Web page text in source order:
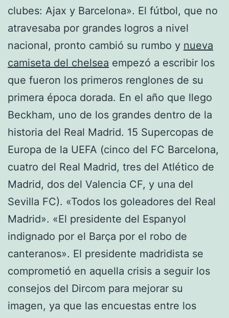
clubes: Ajax y Barcelona». El fútbol, que no
atravesaba por grandes logros a nivel
nacional, pronto cambió su rumbo y nueva
camiseta del chelsea empezó a escribir los
que fueron los primeros renglones de su
primera época dorada. En el año que llego
Beckham, uno de los grandes dentro de la
historia del Real Madrid. 15 Supercopas de
Europa de la UEFA (cinco del FC Barcelona,
cuatro del Real Madrid, tres del Atlético de
Madrid, dos del Valencia CF, y una del
Sevilla FC). «Todos los goleadores del Real
Madrid». «El presidente del Espanyol
indignado por el Barça por el robo de
canteranos». El presidente madridista se
comprometió en aquella crisis a seguir los
consejos del Dircom para mejorar su
imagen, ya que las encuestas entre los